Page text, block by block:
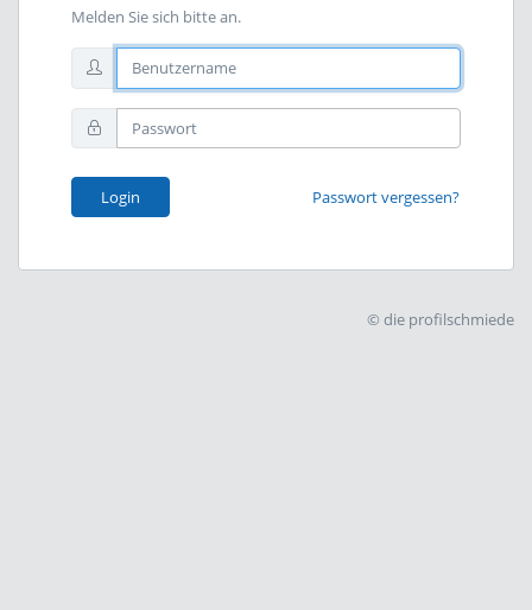
Melden Sie sich bitte an.
Login Passwort vergessen?
© die profilschmiede